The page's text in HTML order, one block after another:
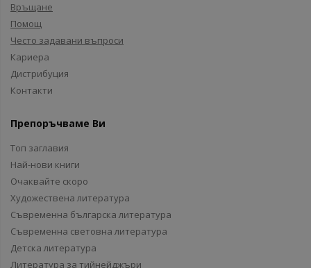
Връщане
Помощ
Често задавани въпроси
Кариера
Дистрибуция
Контакти
Препоръчваме Ви
Топ заглавия
Най-нови книги
Очаквайте скоро
Художествена литература
Съвременна българска литература
Съвременна световна литература
Детска литература
Литература за тийнейджъри